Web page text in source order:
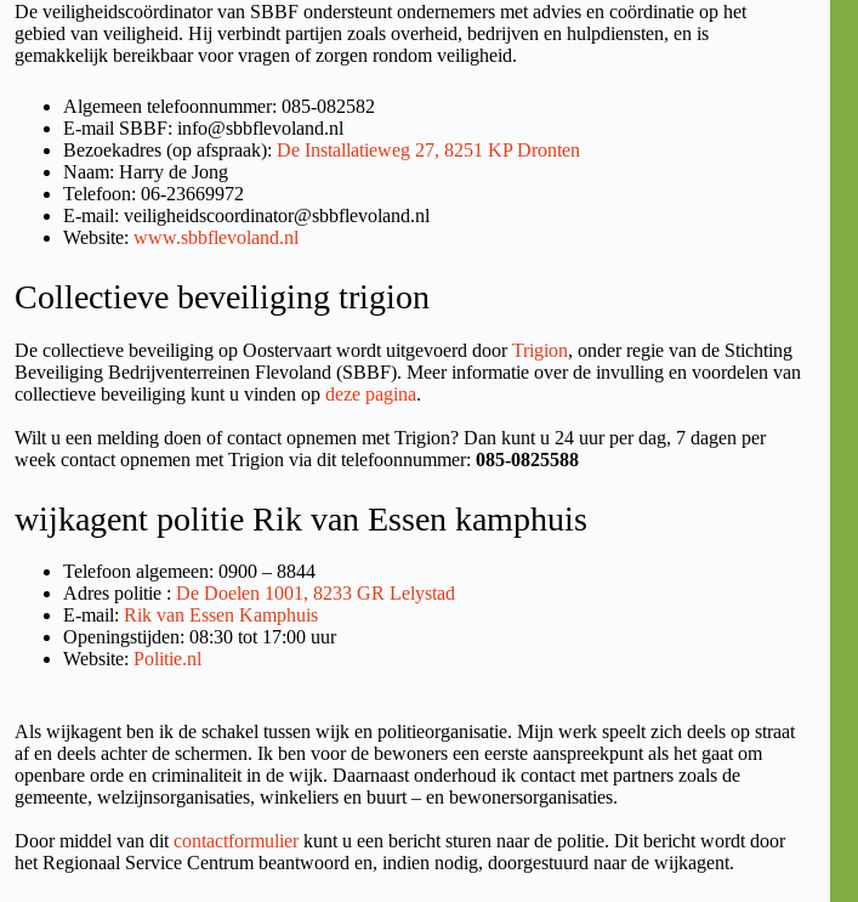
De veiligheidscoördinator van SBBF ondersteunt ondernemers met advies en coördinatie op het
gebied van veiligheid. Hij verbindt partijen zoals overheid, bedrijven en hulpdiensten, en is
gemakkelijk bereikbaar voor vragen of zorgen rondom veiligheid.
Algemeen telefoonnummer: 085-082582
E-mail SBBF: info@sbbflevoland.nl
Bezoekadres (op afspraak): De Installatieweg 27, 8251 KP Dronten
Naam: Harry de Jong
Telefoon: 06-23669972
E-mail: veiligheidscoordinator@sbbflevoland.nl
Website: www.sbbflevoland.nl
Collectieve beveiliging trigion
De collectieve beveiliging op Oostervaart wordt uitgevoerd doorTrigion, onder regie van de Stichting
Beveiliging Bedrijventerreinen Flevoland (SBBF). Meer informatie over de invulling en voordelen van
collectieve beveiliging kunt u vinden op deze pagina.
Wilt u een melding doen of contact opnemen met Trigion? Dan kunt u 24 uur per dag, 7 dagen per
week contact opnemen met Trigion via dit telefoonnummer: 085-0825588
wijkagent politie Rik van Essen kamphuis
Telefoon algemeen: 0900 – 8844
Adres politie : De Doelen 1001, 8233 GR Lelystad
E-mail: Rik van Essen Kamphuis
Openingstijden: 08:30 tot 17:00 uur
Website: Politie.nl
Als wijkagent ben ik de schakel tussen wijk en politieorganisatie. Mijn werk speelt zich deels op straat
af en deels achter de schermen. Ik ben voor de bewoners een eerste aanspreekpunt als het gaat om
openbare orde en criminaliteit in de wijk. Daarnaast onderhoud ik contact met partners zoals de
gemeente, welzijnsorganisaties, winkeliers en buurt – en bewonersorganisaties.
Door middel van dit contactformulierkunt u een bericht sturen naar de politie. Dit bericht wordt door
het Regionaal Service Centrum beantwoord en, indien nodig, doorgestuurd naar de wijkagent.